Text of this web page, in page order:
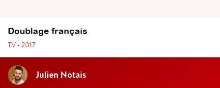
Doublage français
TV • 2017
Julien Notais